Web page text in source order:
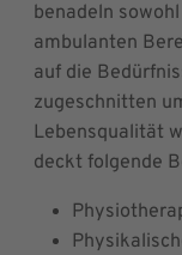
benadeln
ambulanten
auf die
zugeschnitten
Lebensqualität
deckt folgende